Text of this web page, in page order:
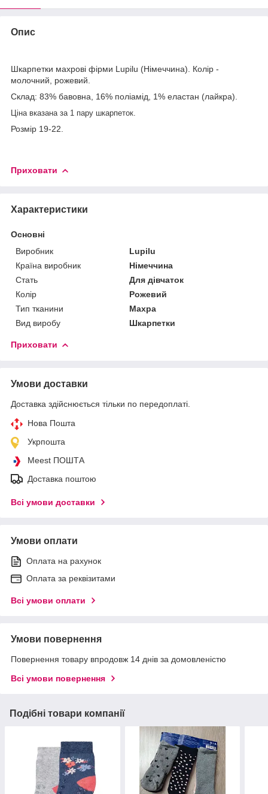
Опис
Шкарпетки махрові фірми Lupilu (Німеччина). Колір -
молочний, рожевий.
Склад: 83% бавовна, 16% поліамід, 1% еластан (лайкра).
Ціна вказана за 1 пару шкарпеток.
Розмір 19-22.
Приховати
Характеристики
Основні
Виробник
Lupilu
Країна виробник
Німеччина
Стать
Для дівчаток
Колір
Рожевий
Тип тканини
Махра
Вид виробу
Шкарпетки
Приховати
Умови доставки
Доставка здійснюється тільки по передоплаті.
Нова Пошта
Укрпошта
Meest ПОШТА
Доставка поштою
Всі умови доставки
Умови оплати
Оплата на рахунок
Оплата за реквізитами
Всі умови оплати
Умови повернення
Повернення товару впродовж 14 днів за домовленістю
Всі умови повернення
Подібні товари компанії